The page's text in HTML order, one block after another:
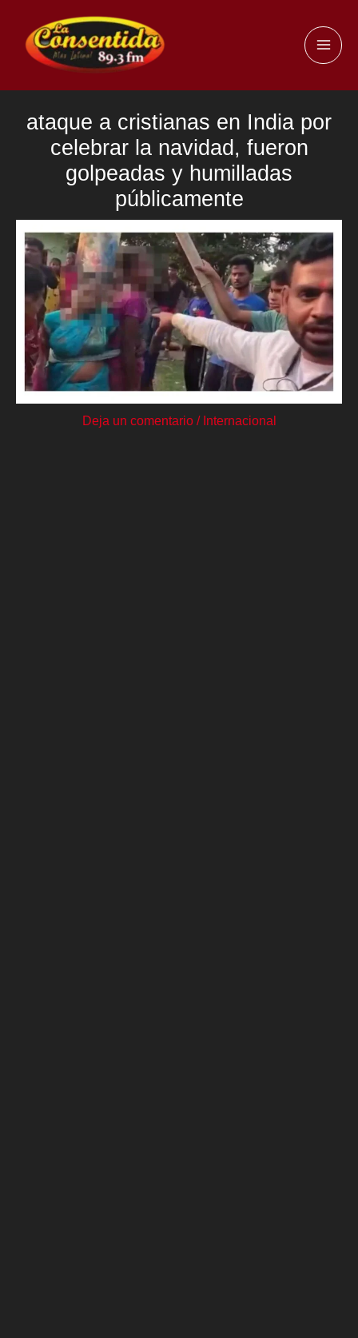
contenido
ataque a cristianas en India por
celebrar la navidad, fueron
golpeadas y humilladas
públicamente
Deja un comentario / Internacional